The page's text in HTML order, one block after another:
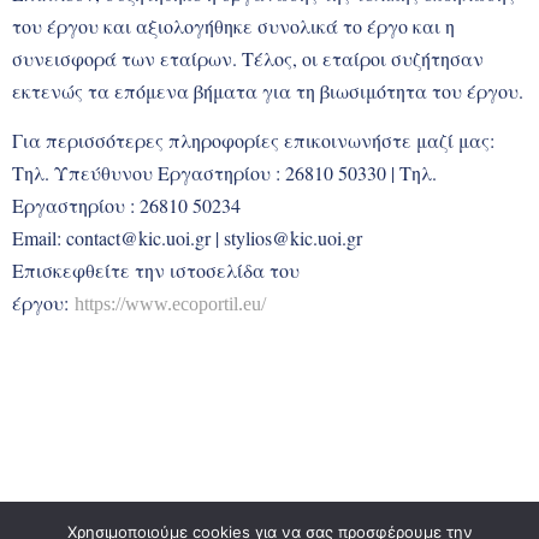
του έργου και αξιολογήθηκε συνολικά το έργο και η
συνεισφορά των εταίρων. Τέλος, οι εταίροι συζήτησαν
εκτενώς τα επόμενα βήματα για τη βιωσιμότητα του έργου.
Για περισσότερες πληροφορίες επικοινωνήστε μαζί μας:
Τηλ. Υπεύθυνου Εργαστηρίου : 26810 50330 | Τηλ.
Εργαστηρίου : 26810 50234
Email: contact@kic.uoi.gr | stylios@kic.uoi.gr
Επισκεφθείτε την ιστοσελίδα του
έργου: https://www.ecoportil.eu/
© 2023, KicLabAll Rights Reserved.
Χρησιμοποιούμε cookies για να σας προσφέρουμε την